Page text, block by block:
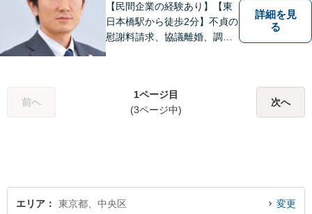
【民間企業の経験あり】【東
日本橋駅から徒歩2分】不貞の
慰謝料請求、協議離婚、調停
さい。最大の味方としてじっ
くりお話をお伺いします。
詳細を見
る
前へ
1ページ目
(3ページ中)
次へ
エリア 東京都、中央区 変更